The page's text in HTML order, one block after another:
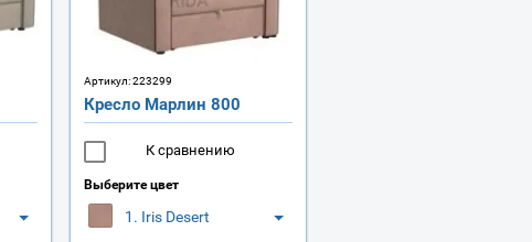
Артикул:223299
Кресло Марлин 800
К сравнению
Выберите цвет
1. Iris Desert